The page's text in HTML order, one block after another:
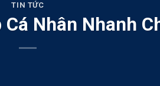
TIN TỨC
Nhân Nhanh